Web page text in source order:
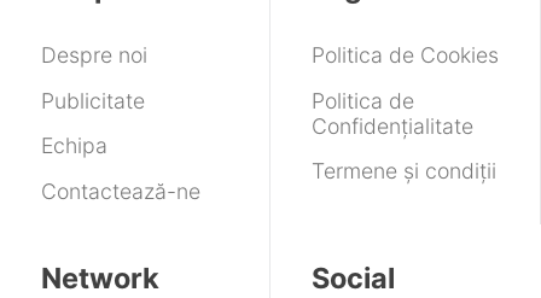
cel
Steam
nu
adevărate
Despre noi
Publicitate
Echipa
Contactează-ne
Politica de Cookies
Politica de
Confidențialitate
Termene și condiții
Network Social